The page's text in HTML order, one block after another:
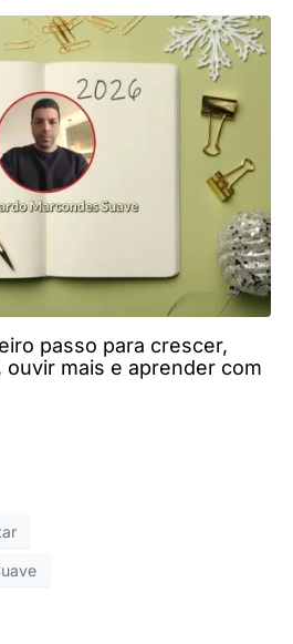
passo para crescer,
mais e aprender com